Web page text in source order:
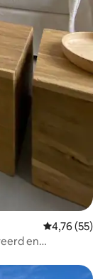
Gemiddelde
4,76 (55)
en